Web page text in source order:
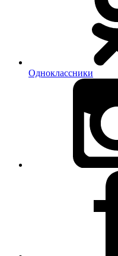
Одноклассники